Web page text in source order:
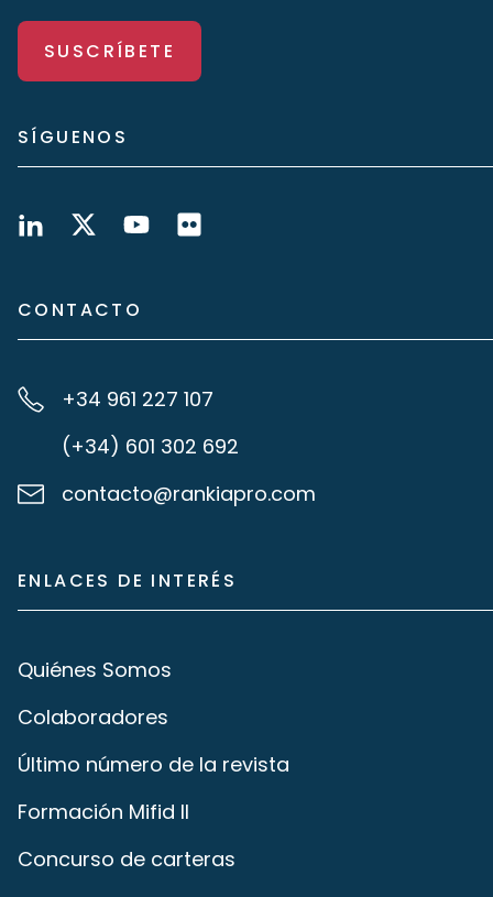
SUSCRÍBETE
SÍGUENOS
CONTACTO
+34 961 227 107
(+34) 601 302 692
contacto@rankiapro.com
ENLACES DE INTERÉS
Quiénes Somos
Colaboradores
Último número de la revista
Formación Mifid II
Concurso de carteras